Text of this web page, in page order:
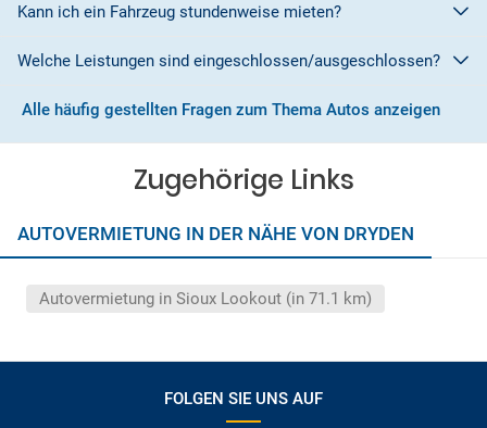
Informationen finden Sie in den Bedingungen des Vermieters.
Ja. Für jeden zusätzlichen Fahrer muss am Zielort ein Zuschlag
Sonderangebot informiert, bei dem ein zusätzlicher Fahrer
Kann ich ein Fahrzeug stundenweise mieten?
Derzeit ist der Mindestzeitraum für eine Autoanmietung 24
Welche Leistungen sind eingeschlossen/ausgeschlossen?
Normalerweise werden Ihnen in den AGB's die Leistungen beim
Abschluss der Buchung aufgezeigt. Wenn nicht anders
(Normalerweise mit SB)
ausgeschlossen
Vollkasko Versicherung
Parkhäuser, Maut, Steuern, Strafzettel
Alle häufig gestellten Fragen zum Thema Autos anzeigen
Zugehörige Links
AUTOVERMIETUNG IN DER NÄHE VON DRYDEN
Autovermietung in Sioux Lookout (in 71.1 km)
FOLGEN SIE UNS AUF